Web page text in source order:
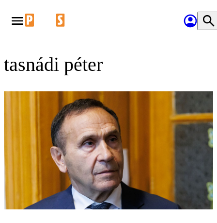
tasnádi péter